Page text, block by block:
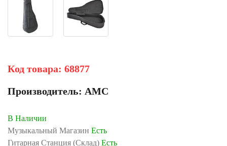
Код товара: 68877
Производитель: AMC
В Наличии
Музыкальный Магазин Есть
Гитарная Станция (Склад) Есть